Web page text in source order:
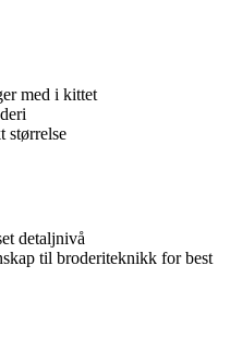
med i kittet
størrelse
detaljnivå
til broderiteknikk for best